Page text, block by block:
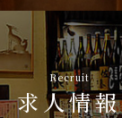
Recruit
求人情報